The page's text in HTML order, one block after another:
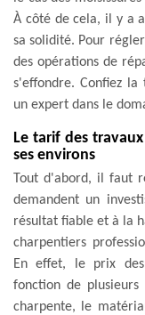
À côté de cela, il y a
sa solidité. Pour
des opérations de
s'effondre. Confiez
un expert dans le
Le tarif des
ses environs
Tout d'abord, il faut
demandent un
résultat fiable et à la
charpentiers
En effet, le prix
fonction de
charpente, le